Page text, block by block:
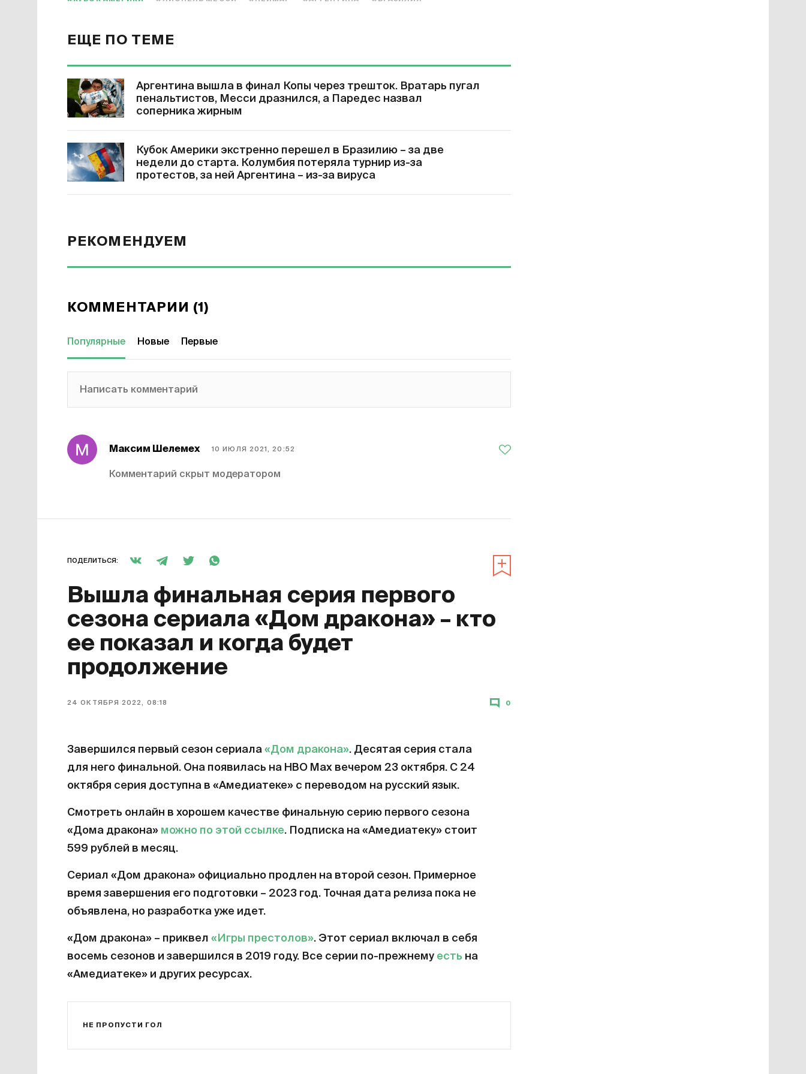
ЕЩЕ ПО ТЕМЕ
Аргентина вышла в финал Копы через трешток. Вратарь пугал
пенальтистов, Месси дразнился, а Паредес назвал
соперника жирным
Кубок Америки экстренно перешел в Бразилию – за две
недели до старта. Колумбия потеряла турнир из-за
протестов, за ней Аргентина – из-за вируса
РЕКОМЕНДУЕМ
КОММЕНТАРИИ (1)
Популярные Новые Первые
Написать комментарий
Максим Шелемех 10 ИЮЛЯ 2021, 20:52
Комментарий скрыт модератором
ПОДЕЛИТЬСЯ:
Вышла финальная серия первого
сезона сериала «Дом дракона» – кто
ее показал и когда будет
продолжение
24 ОКТЯБРЯ 2022, 08:18 0
Завершился первый сезон сериала «Дом дракона». Десятая серия стала
для него финальной. Она появилась на HBO Max вечером 23 октября. С 24
октября серия доступна в «Амедиатеке» с переводом на русский язык.
Смотреть онлайн в хорошем качестве финальную серию первого сезона
«Дома дракона» можно по этой ссылке. Подписка на «Амедиатеку» стоит
599 рублей в месяц.
Сериал «Дом дракона» официально продлен на второй сезон. Примерное
время завершения его подготовки – 2023 год. Точная дата релиза пока не
объявлена, но разработка уже идет.
«Дом дракона» – приквел «Игры престолов». Этот сериал включал в себя
восемь сезонов и завершился в 2019 году. Все серии по-прежнему есть на
«Амедиатеке» и других ресурсах.
НЕ ПРОПУСТИ ГОЛ